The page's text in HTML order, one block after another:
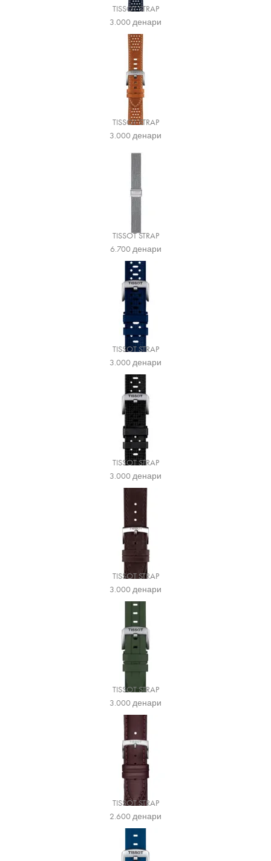
TISSOT STRAP
3.000денари
TISSOT STRAP
3.000денари
TISSOT STRAP
6.700денари
TISSOT STRAP
3.000денари
TISSOT STRAP
3.000денари
TISSOT STRAP
3.000денари
TISSOT STRAP
3.000денари
TISSOT STRAP
2.600денари